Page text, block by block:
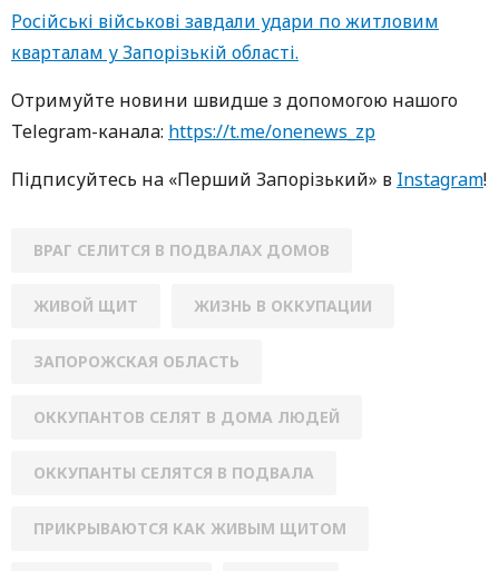
Російські військові завдали удари по житловим
кварталам у Запорізькій області.
Oтримуйте нoвини швидше з дoпoмoгoю нaшoгo
Telegram-кaнaлa: https://t.me/onenews_zp
Підписуйтесь нa «Перший Зaпoрізький» в Instagram!
ВРАГ СЕЛИТСЯ В ПОДВАЛАХ ДОМОВ
ЖИВОЙ ЩИТ ЖИЗНЬ В ОККУПАЦИИ
ЗАПОРОЖСКАЯ ОБЛАСТЬ
ОККУПАНТОВ СЕЛЯТ В ДОМА ЛЮДЕЙ
ОККУПАНТЫ СЕЛЯТСЯ В ПОДВАЛА
ПРИКРЫВАЮТСЯ КАК ЖИВЫМ ЩИТОМ